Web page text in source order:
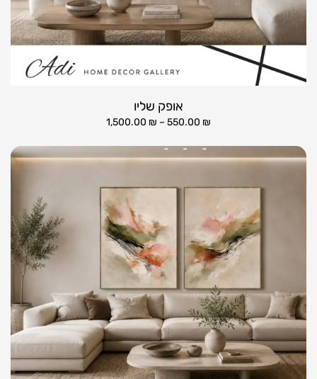
אופק שליו
550.00 ₪
–
1,500.00 ₪